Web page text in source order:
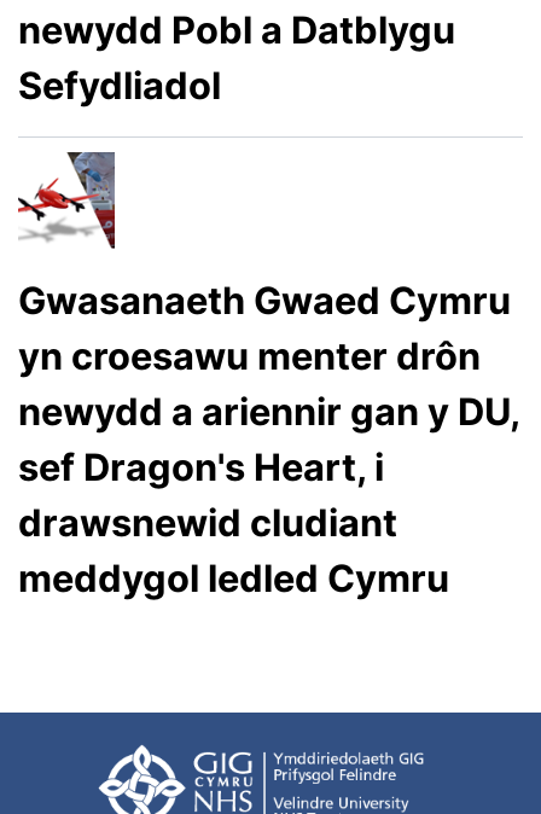
newydd Pobl a Datblygu
Sefydliadol
Gwasanaeth Gwaed Cymru
yn croesawu menter drôn
newydd a ariennir gan y DU,
sef Dragon's Heart, i
drawsnewid cludiant
meddygol ledled Cymru